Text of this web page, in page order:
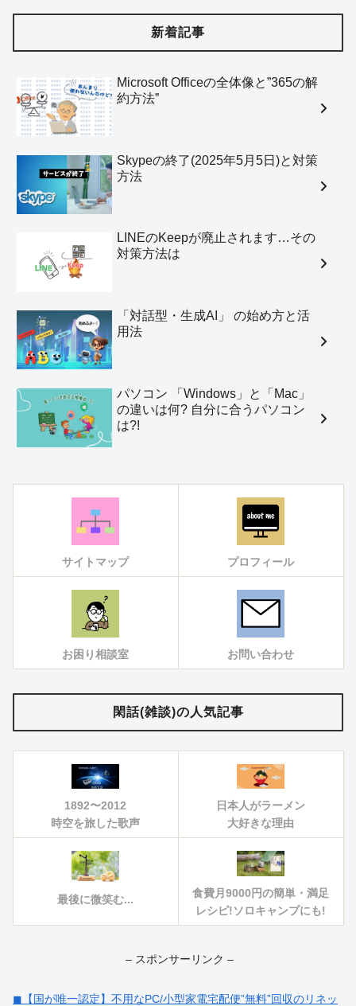
新着記事
Microsoft Officeの全体像と”365の解
約方法”
Skypeの終了(2025年5月5日)と対策
方法
LINEのKeepが廃止されます…その
対策方法は
「対話型・生成AI」 の始め方と活
用法
パソコン 「Windows」と「Mac」
の違いは何? 自分に合うパソコン
は?!
サイトマップ プロフィール
お困り相談室 お問い合わせ
閑話(雑談)の人気記事
1892〜2012
時空を旅した歌声
日本人がラーメン
大好きな理由
最後に微笑む...
食費月9000円の簡単・満足
レシピ!ソロキャンプにも!
– スポンサーリンク –
◼︎【国が唯一認定】不用なPC/小型家電宅配便”無料”回収のリネッ